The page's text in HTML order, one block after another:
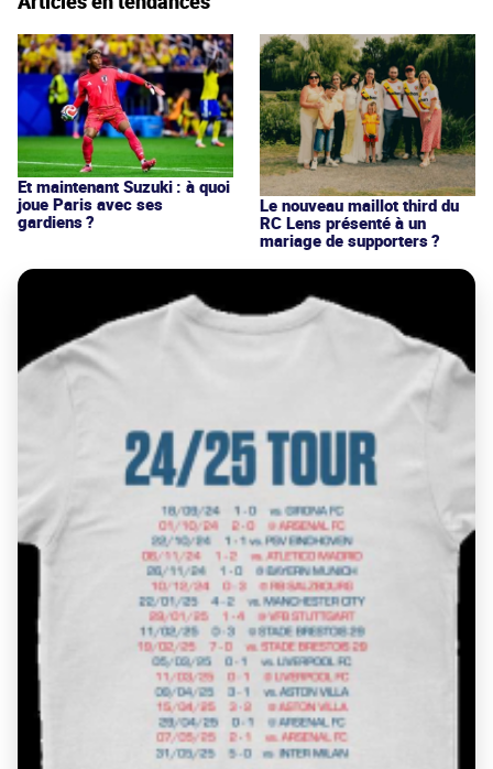
Et maintenant Suzuki : à quoi
joue Paris avec ses
gardiens ?
Le nouveau maillot third du
RC Lens présenté à un
mariage de supporters ?